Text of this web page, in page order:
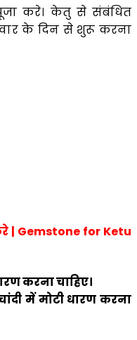
पूजा करे। केतु से संबंधित
के दिन से शुरू करना
| Gemstone for Ketu
करना चाहिए।
में मोटी धारण करना